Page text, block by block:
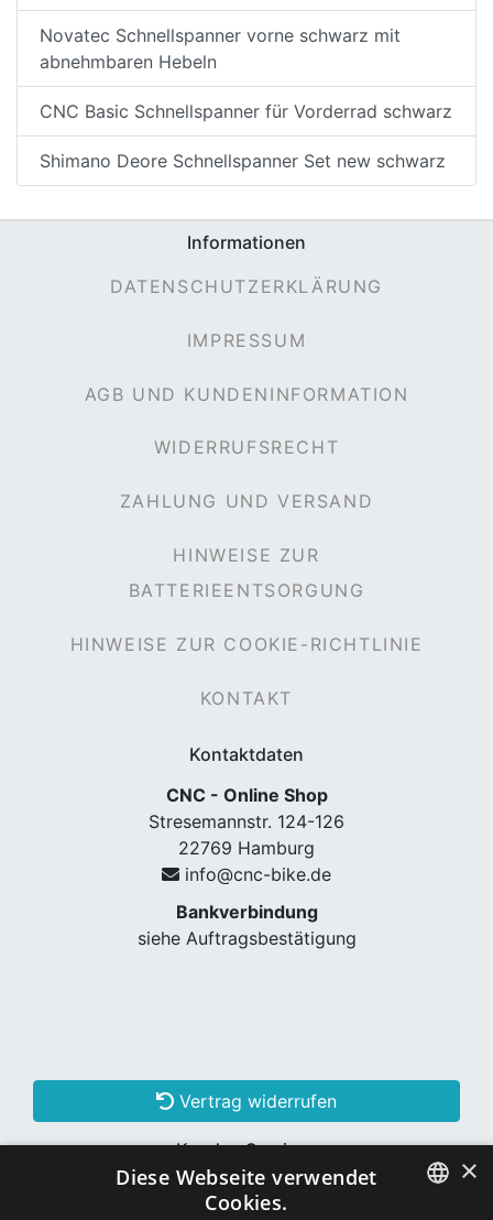
Novatec Schnellspanner vorne schwarz mit
abnehmbaren Hebeln
CNC Basic Schnellspanner für Vorderrad schwarz
Shimano Deore Schnellspanner Set new schwarz
Informationen
DATENSCHUTZERKLÄRUNG
IMPRESSUM
AGB UND KUNDENINFORMATION
WIDERRUFSRECHT
ZAHLUNG UND VERSAND
HINWEISE ZUR
BATTERIEENTSORGUNG
HINWEISE ZUR COOKIE-RICHTLINIE
KONTAKT
Kontaktdaten
CNC - Online Shop
Stresemannstr. 124-126
22769 Hamburg
info@cnc-bike.de
Bankverbindung
siehe Auftragsbestätigung
Vertrag widerrufen
Kunden Services
Konto erstellen
×
Diese Webseite verwendet
Cookies.